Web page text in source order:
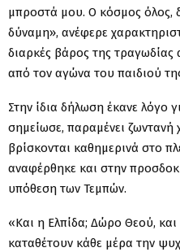
μπροστά μου. Ο κόσμος όλος,
δύναμη», ανέφερε
διαρκές βάρος της τραγωδίας
από τον αγώνα του παιδιού
Στην ίδια δήλωση έκανε λόγο
σημείωσε, παραμένει
βρίσκονται καθημερινά στο
αναφέρθηκε και στην
υπόθεση των Τεμπών.
«Και η Ελπίδα; Δώρο Θεού,
καταθέτουν κάθε μέρα την